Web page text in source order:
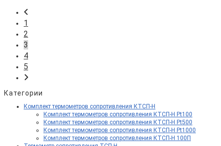
1
2
3
4
5
Категории
Комплект термометров сопротивления КТСП-Н
Комплект термометров сопротивления КТСП-Н Pt100
Комплект термометров сопротивления КТСП-Н Pt500
Комплект термометров сопротивления КТСП-Н Pt1000
Комплект термометров сопротивления КТСП-Н 100П